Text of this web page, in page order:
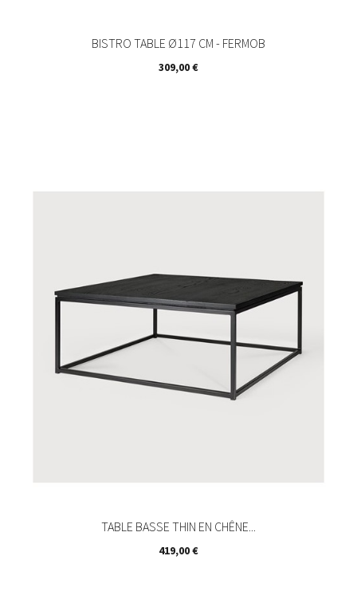
BISTRO TABLE Ø117 CM - FERMOB
Prix
309,00 €
TABLE BASSE THIN EN CHÊNE...
Prix
419,00 €